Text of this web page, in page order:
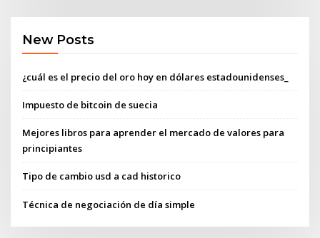
New Posts
¿cuál es el precio del oro hoy en dólares estadounidenses_
Impuesto de bitcoin de suecia
Mejores libros para aprender el mercado de valores para
principiantes
Tipo de cambio usd a cad historico
Técnica de negociación de día simple